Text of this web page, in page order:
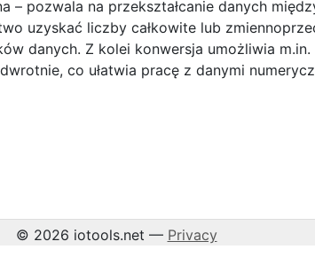
– pozwala na przekształcanie danych
uzyskać liczby całkowite lub
danych. Z kolei konwersja umożliwia
co ułatwia pracę z danymi
© 2026 iotools.net — Privacy